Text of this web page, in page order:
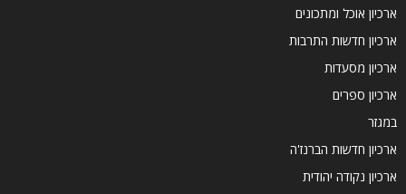
ארכיון אוכל ומתכונים
ארכיון חדשות התרבות
ארכיון מסעדות
ארכיון ספרים
במגזר
ארכיון חדשות הברנז'ה
ארכיון נקודה יהודית